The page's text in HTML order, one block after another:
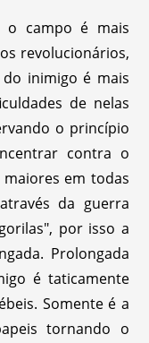
campo é mais
revolucionários,
inimigo é mais
de nelas
o princípio
contra o
em todas
da guerra
por isso a
Prolongada
é taticamente
Somente é a
tornando o